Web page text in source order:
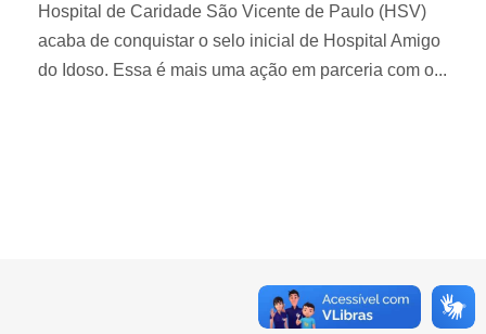
Hospital de Caridade São Vicente de Paulo (HSV)
acaba de conquistar o selo inicial de Hospital Amigo
do Idoso. Essa é mais uma ação em parceria com o...